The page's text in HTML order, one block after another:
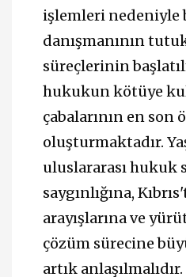
işlemleri nedeniyle
danışmanının
süreçlerinin
hukukun kötüye
çabalarının en son
oluşturmaktadır.
uluslararası hukuk
saygınlığına,
arayışlarına ve
çözüm sürecine
artık anlaşılmalıdır.